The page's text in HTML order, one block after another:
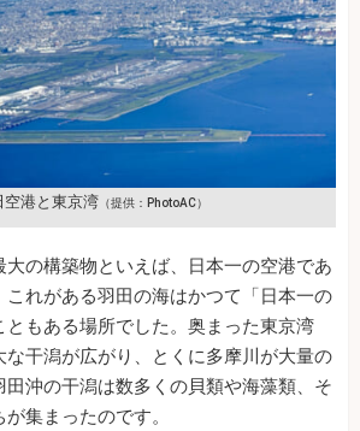
空港と東京湾（提供：PhotoAC）
の構築物といえば、日本一の空港であ
これがある羽田の海はかつて「日本一の
ともある場所でした。奥まった東京湾
な干潟が広がり、とくに多摩川が大量の
沖の干潟は数多くの貝類や海藻類、そ
集まったのです。